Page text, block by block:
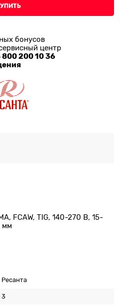
бонусов
центр
800 200 10 36
FCAW, TIG, 140-270 В, 15-
мм
Ресанта
3